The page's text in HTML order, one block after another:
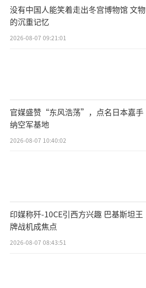
没有中国人能笑着走出冬宫博物馆 文物
的沉重记忆
2026-08-07 09:21:01
官媒盛赞“东风浩荡”，点名日本嘉手
纳空军基地
2026-08-07 10:40:02
印媒称歼-10CE引西方兴趣 巴基斯坦王
牌战机成焦点
2026-08-07 08:43:51